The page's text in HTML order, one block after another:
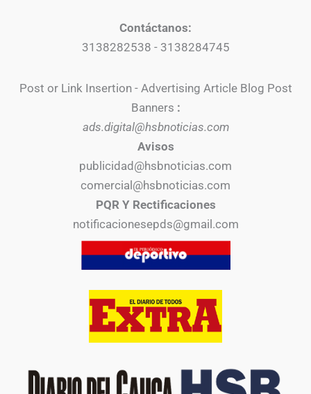
Contáctanos:
3138282538 - 3138284745
Post or Link Insertion - Advertising Article Blog Post
Banners :
ads.digital@hsbnoticias.com
Avisos
publicidad@hsbnoticias.com
comercial@hsbnoticias.com
PQR Y Rectificaciones
notificacionesepds@gmail.com